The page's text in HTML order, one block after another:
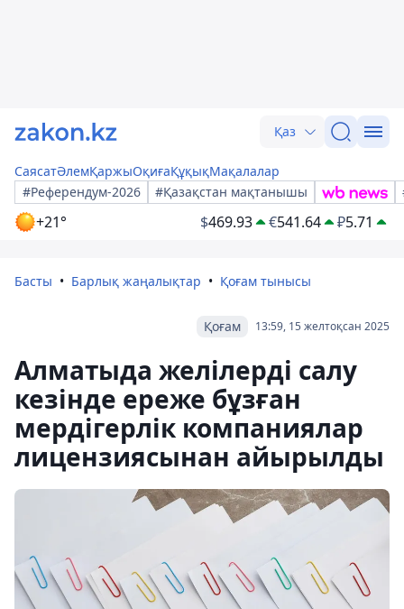
Қаз
СаясатӘлемҚаржыОқиғаҚұқықМақалалар
#Референдум-2026
#Қазақстан мақтанышы
+21° $469.93 €541.64 ₽5.71
Басты Барлық жаңалықтар Қоғам тынысы
13:59, 15 желтоқсан 2025
Қоғам
Алматыда желілерді салу
кезінде ереже бұзған
мердігерлік компаниялар
лицензиясынан айырылды